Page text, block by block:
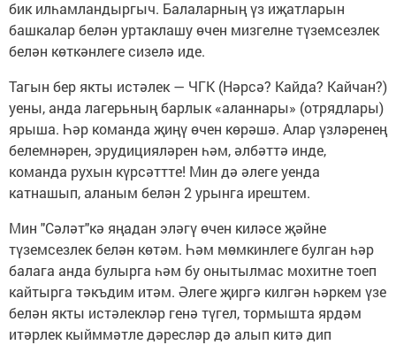
бик илһамландыргыч. Балаларның үз иҗатларын
башкалар белән уртаклашу өчен мизгелне түземсезлек
белән көткәнлеге сизелә иде.
Тагын бер якты истәлек — ЧГК (Нәрсә? Кайда? Кайчан?)
уены, анда лагерьның барлык «аланнары» (отрядлары)
ярыша. Һәр команда җиңү өчен көрәшә. Алар үзләренең
белемнәрен, эрудицияләрен һәм, әлбәттә инде,
команда рухын күрсәттте! Мин дә әлеге уенда
катнашып, аланым белән 2 урынга ирештем.
Мин "Сәләт"кә яңадан эләгү өчен киләсе җәйне
түземсезлек белән көтәм. Һәм мөмкинлеге булган һәр
балага анда булырга һәм бу онытылмас мохитне тоеп
кайтырга тәкъдим итәм. Әлеге җиргә килгән һәркем үзе
белән якты истәлекләр генә түгел, тормышта ярдәм
итәрлек кыйммәтле дәресләр дә алып китә дип